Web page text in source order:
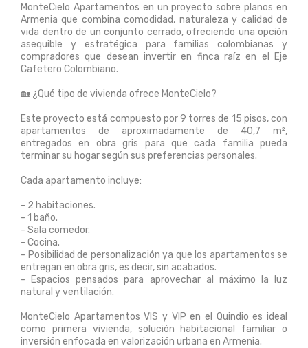
MonteCielo Apartamentos en un proyecto sobre planos en
Armenia que combina comodidad, naturaleza y calidad de
vida dentro de un conjunto cerrado, ofreciendo una opción
asequible y estratégica para familias colombianas y
compradores que desean invertir en finca raíz en el Eje
Cafetero Colombiano.
🏡 ¿Qué tipo de vivienda ofrece MonteCielo?
Este proyecto está compuesto por 9 torres de 15 pisos, con
apartamentos de aproximadamente de 40,7 m²,
entregados en obra gris para que cada familia pueda
terminar su hogar según sus preferencias personales.
Cada apartamento incluye:
- 2 habitaciones.
- 1 baño.
- Sala comedor.
- Cocina.
- Posibilidad de personalización ya que los apartamentos se
entregan en obra gris, es decir, sin acabados.
- Espacios pensados para aprovechar al máximo la luz
natural y ventilación.
MonteCielo Apartamentos VIS y VIP en el Quindio es ideal
como primera vivienda, solución habitacional familiar o
inversión enfocada en valorización urbana en Armenia.